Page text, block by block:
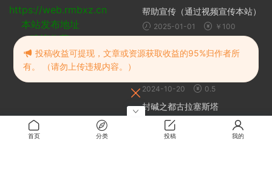
https://web.rmbxz.cn
本站发布地址
建议收藏
帮助宣传（通过视频宣传本站）
2025-01-01 ￥100
随机推荐
2024-10-20 0.5
封碱之都古拉塞斯塔
2024-10-20
星空的巴比伦！迫袭而来的宇宙
首页 分类 投稿 我的
投稿收益可提现，文章或资源获取收益的95%归作者所
有。 （请勿上传违规内容。）